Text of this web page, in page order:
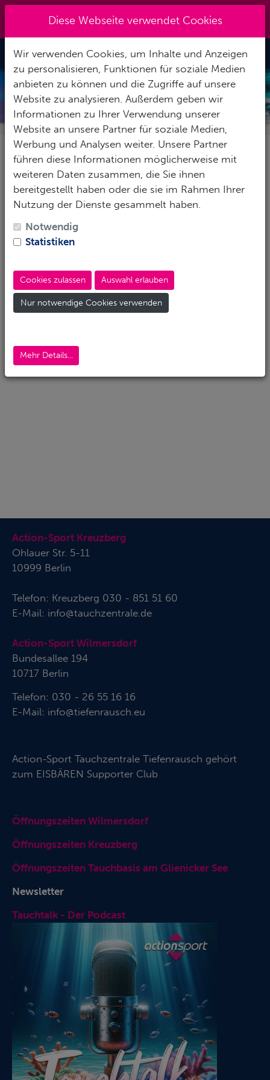
info@tauchzentrale.de
Toggle
NEWSLETTER
immer gut informiert
Action-Sport Kreuzberg
Ohlauer Str. 5-11
10999 Berlin
Telefon: Kreuzberg 030 - 851 51 60
E-Mail: info@tauchzentrale.de
Action-Sport Wilmersdorf
Bundesallee 194
10717 Berlin
Telefon: 030 - 26 55 16 16
E-Mail: info@tiefenrausch.eu
Action-Sport Tauchzentrale Tiefenrausch gehört
zum EISBÄREN Supporter Club
Öffnungszeiten Wilmersdorf
Öffnungszeiten Kreuzberg
Öffnungszeiten Tauchbasis am Glienicker See
Newsletter
Tauchtalk - Der Podcast
Diese Webseite verwendet Cookies
Wir verwenden Cookies, um Inhalte und Anzeigen
zu personalisieren, Funktionen für soziale Medien
anbieten zu können und die Zugriffe auf unsere
Website zu analysieren. Außerdem geben wir
Informationen zu Ihrer Verwendung unserer
Website an unsere Partner für soziale Medien,
Werbung und Analysen weiter. Unsere Partner
führen diese Informationen möglicherweise mit
weiteren Daten zusammen, die Sie ihnen
bereitgestellt haben oder die sie im Rahmen Ihrer
Nutzung der Dienste gesammelt haben.
Notwendig
Statistiken
Cookies zulassen Auswahl erlauben
Nur notwendige Cookies verwenden
Mehr Details...